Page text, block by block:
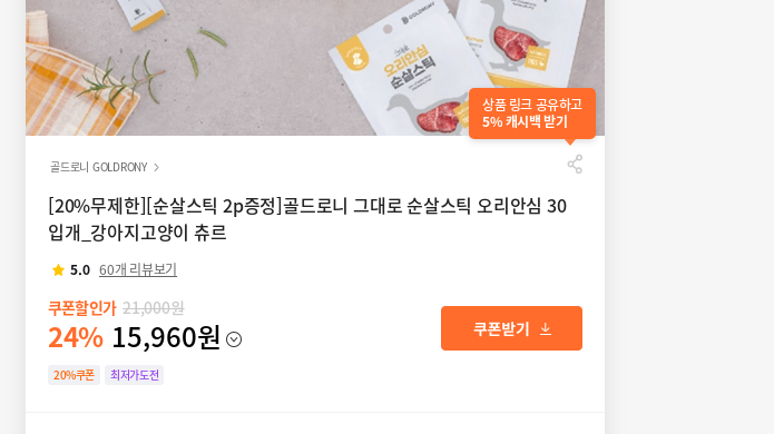
상품 링크 공유하고
5% 캐시백 받기
골드로니 GOLDRONY
[20%무제한][순살스틱 2p증정]골드로니 그대로 순살스틱 오리안심 30
입개_강아지고양이 츄르
5.0 60개 리뷰보기
쿠폰할인가 21,000원
24% 15,960원
20%쿠폰 최저가도전